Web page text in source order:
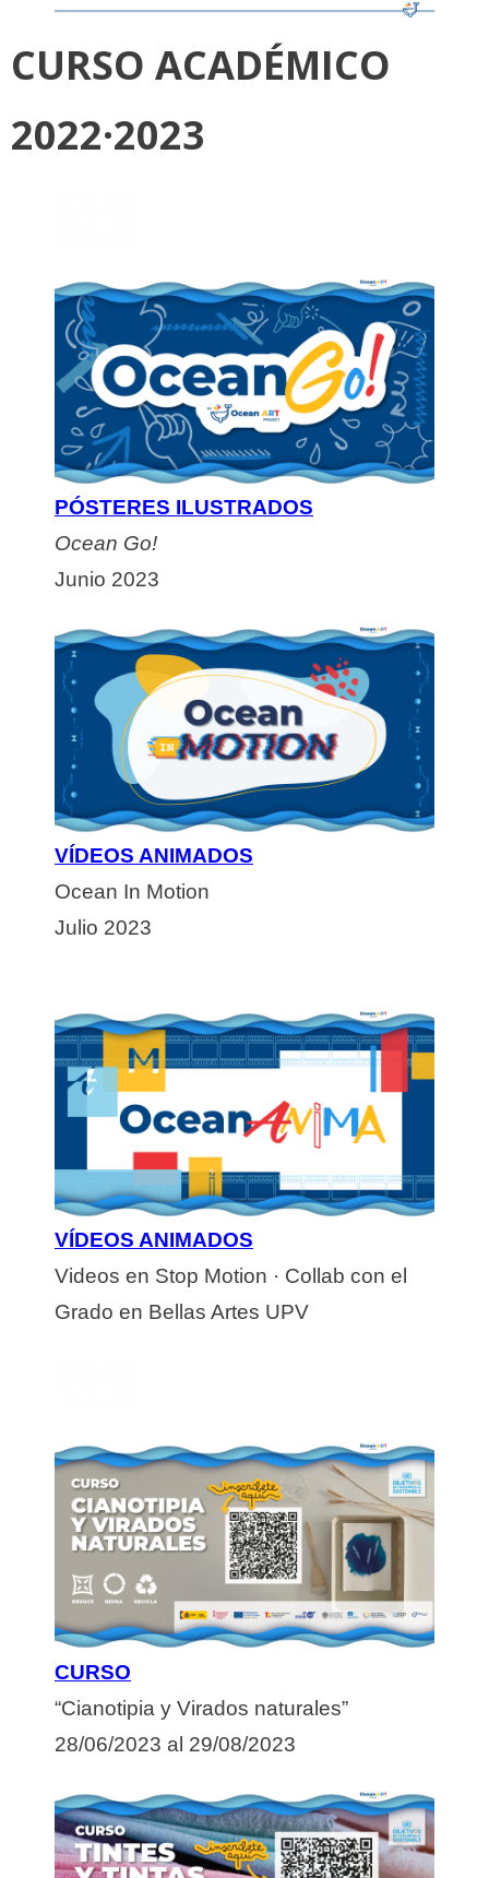
CURSO ACADÉMICO
2022·2023
PÓSTERES ILUSTRADOS
Ocean Go!
Junio 2023
VÍDEOS ANIMADOS
Ocean In Motion
Julio 2023
VÍDEOS ANIMADOS
Videos en Stop Motion · Collab con el
Grado en Bellas Artes UPV
CURSO
“Cianotipia y Virados naturales”
28/06/2023 al 29/08/2023